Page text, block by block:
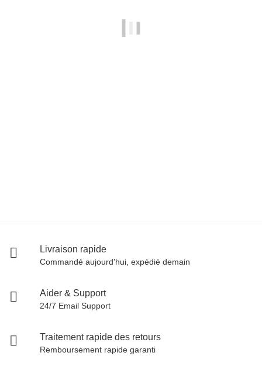
Livraison rapide
Commandé aujourd'hui, expédié demain
Aider & Support
24/7 Email Support
Traitement rapide des retours
Remboursement rapide garanti